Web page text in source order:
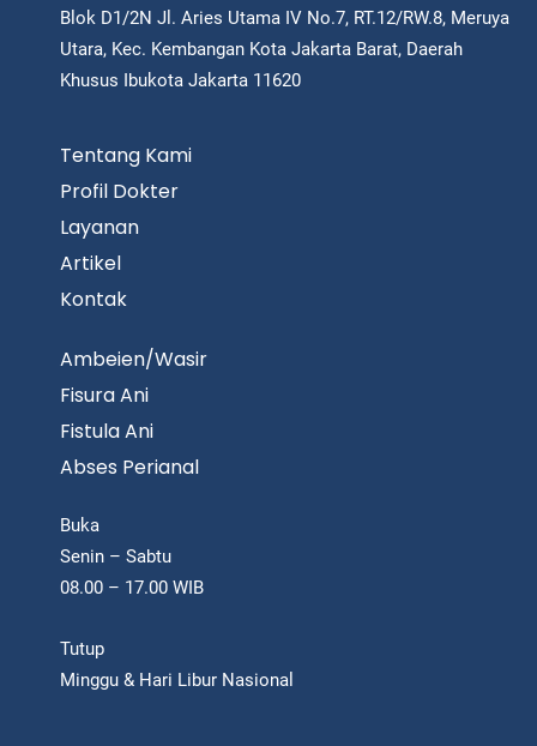
Blok D1/2N Jl. Aries Utama IV No.7, RT.12/RW.8, Meruya
Utara, Kec. Kembangan Kota Jakarta Barat, Daerah
Khusus Ibukota Jakarta 11620
Tentang Kami
Profil Dokter
Layanan
Artikel
Kontak
Ambeien/Wasir
Fisura Ani
Fistula Ani
Abses Perianal
Buka
Senin – Sabtu
08.00 – 17.00 WIB
Tutup
Minggu & Hari Libur Nasional